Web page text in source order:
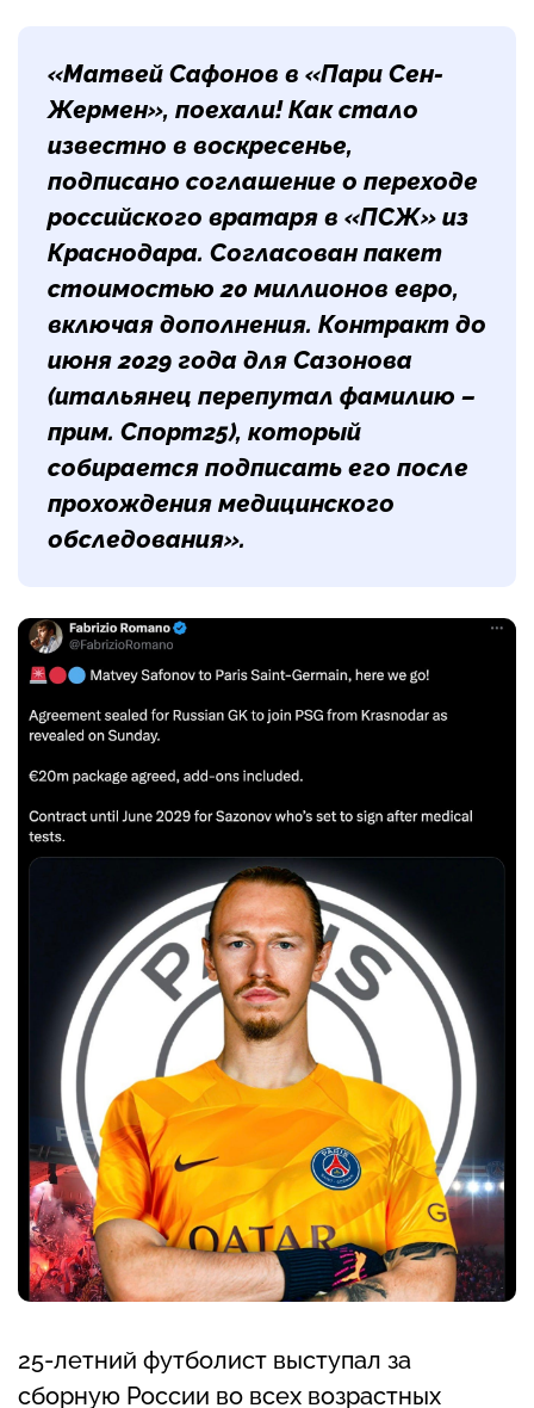
«Матвей Сафонов в «Пари Сен-
Жермен», поехали! Как стало
известно в воскресенье,
подписано соглашение о переходе
российского вратаря в «ПСЖ» из
Краснодара. Согласован пакет
стоимостью 20 миллионов евро,
включая дополнения. Контракт до
июня 2029 года для Сазонова
(итальянец перепутал фамилию –
прим. Спорт25), который
собирается подписать его после
прохождения медицинского
обследования».
25-летний футболист выступал за
сборную России во всех возрастных